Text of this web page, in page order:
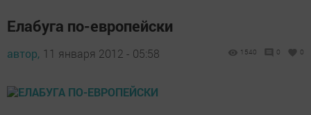
Елабуга по-европейски
автор, 11 января 2012 - 05:58 1540 0 0